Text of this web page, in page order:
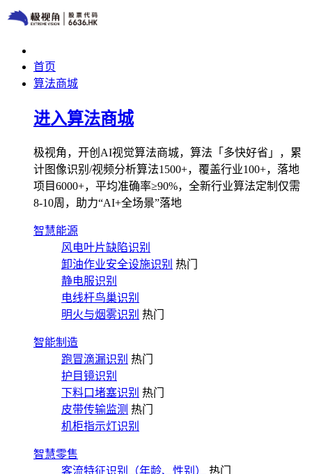
首页
算法商城
进入算法商城
极视角，开创AI视觉算法商城，算法「多快好省」，累
计图像识别/视频分析算法1500+，覆盖行业100+，落地
项目6000+，平均准确率≥90%，全新行业算法定制仅需
8-10周，助力“AI+全场景”落地
智慧能源
风电叶片缺陷识别
卸油作业安全设施识别 热门
静电服识别
电线杆鸟巢识别
明火与烟雾识别 热门
智能制造
跑冒滴漏识别 热门
护目镜识别
下料口堵塞识别 热门
皮带传输监测 热门
机柜指示灯识别
智慧零售
客流特征识别（年龄、性别）
热门